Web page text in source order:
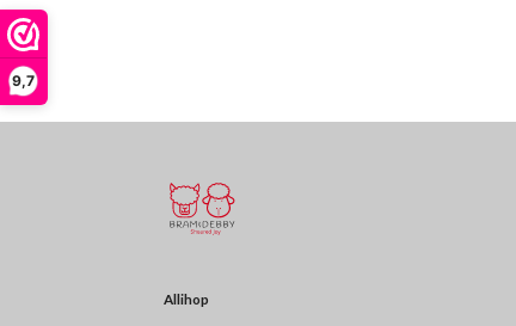
9,7
Allihop